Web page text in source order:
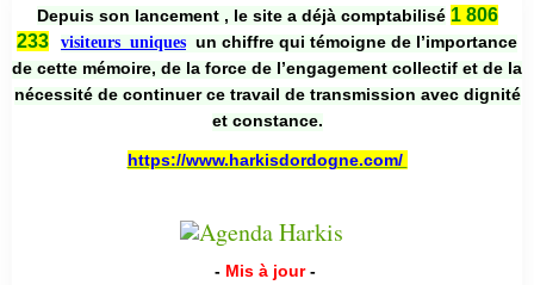
Depuis son lancement , le site a déjà comptabilisé 1 806
233
visiteurs uniques un chiffre qui témoigne de l’importance
de cette mémoire, de la force de l’engagement collectif et de la
nécessité de continuer ce travail de transmission avec dignité
et constance.
https://www.harkisdordogne.com/
- Mis à jour -